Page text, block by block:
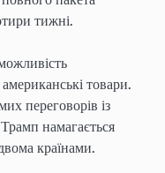
тижні.
товари.
переговорів із
намагається
країнами.